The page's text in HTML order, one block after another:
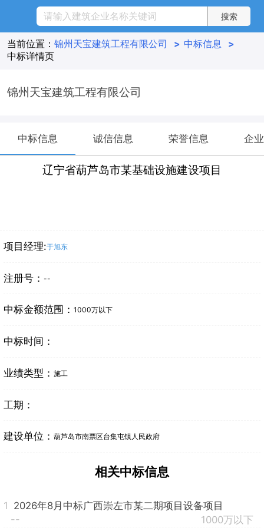
当前位置： 锦州天宝建筑工程有限公司 > 中标信息
>
中标详情页
锦州天宝建筑工程有限公司
中标信息 诚信信息 荣誉信息 企
辽宁省葫芦岛市某基础设施建设项目
项目经理:于旭东
注册号： --
中标金额范围： 1000万以下
中标时间：
业绩类型： 施工
工期：
建设单位： 葫芦岛市南票区台集屯镇人民政府
相关中标信息
1 2026年8月中标广西崇左市某二期项目设备项目
--
1000万以下